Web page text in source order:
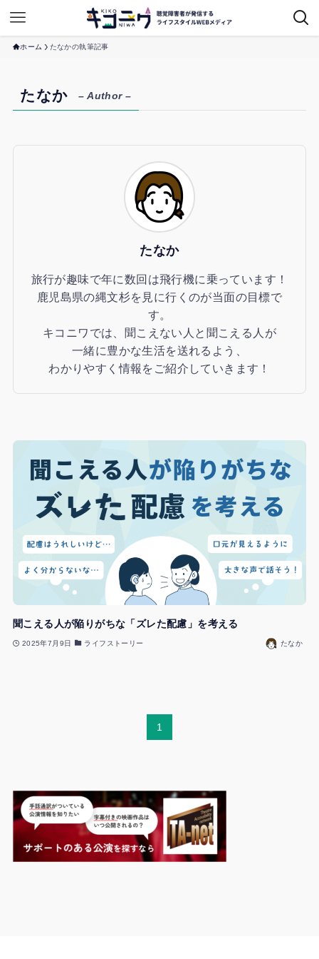
ホーム たなかの執筆記事
たなか – Author –
たなか
旅行が趣味で年に数回は飛行機に乗っています！
鹿児島県の縄文杉を見に行くのが当面の目標で
す。
キコニワでは、聞こえない人と聞こえる人が
一緒に豊かな生活を送れるよう、
わかりやすく情報をご紹介していきます！
聞こえる人が陥りがちな「ズレた配慮」を考える
2025年7月9日 ライフストーリー たなか
1